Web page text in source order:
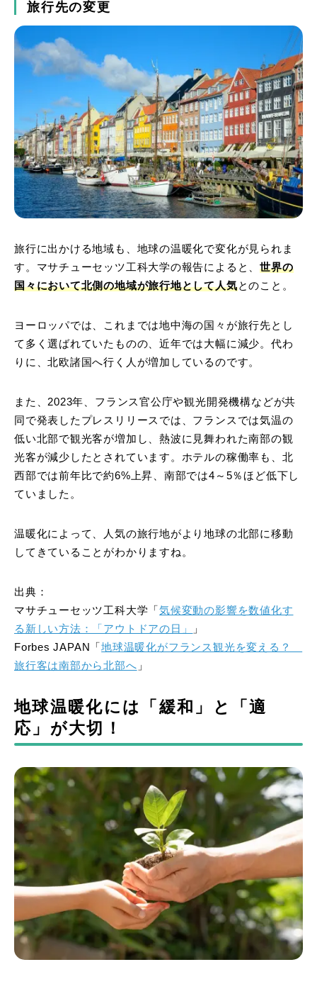
旅行先の変更
旅行に出かける地域も、地球の温暖化で変化が見られま
す。マサチューセッツ工科大学の報告によると、世界の
国々において北側の地域が旅行地として人気とのこと。
ヨーロッパでは、これまでは地中海の国々が旅行先とし
て多く選ばれていたものの、近年では大幅に減少。代わ
りに、北欧諸国へ行く人が増加しているのです。
また、2023年、フランス官公庁や観光開発機構などが共
同で発表したプレスリリースでは、フランスでは気温の
低い北部で観光客が増加し、熱波に見舞われた南部の観
光客が減少したとされています。ホテルの稼働率も、北
西部では前年比で約6%上昇、南部では4～5％ほど低下し
ていました。
温暖化によって、人気の旅行地がより地球の北部に移動
してきていることがわかりますね。
出典：
マサチューセッツ工科大学「気候変動の影響を数値化す
る新しい方法：「アウトドアの日」
」
Forbes JAPAN「地球温暖化がフランス観光を変える？
旅行客は南部から北部へ 」
地球温暖化には「緩和」と「適
応」が大切！